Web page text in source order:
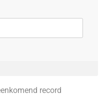
record